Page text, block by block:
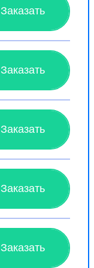
Заказать
Заказать
Заказать
Заказать
Заказать